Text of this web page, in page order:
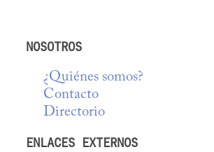
NOSOTROS
¿Quiénes somos?
Contacto
Directorio
ENLACES EXTERNOS